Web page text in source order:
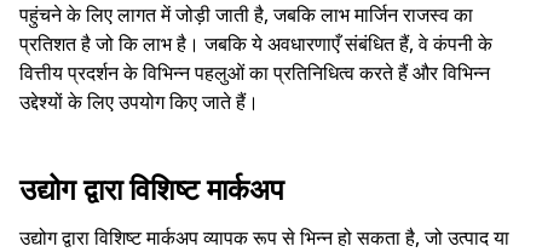
पहुंचने के लिए लागत में जोड़ी जाती है, जबकि लाभ मार्जिन राजस्व का
प्रतिशत है जो कि लाभ है। जबकि ये अवधारणाएँ संबंधित हैं, वे कंपनी के
वित्तीय प्रदर्शन के विभिन्न पहलुओं का प्रतिनिधित्व करते हैं और विभिन्न
उद्देश्यों के लिए उपयोग किए जाते हैं।
उद्योग द्वारा विशिष्ट मार्कअप
उद्योग द्वारा विशिष्ट मार्कअप व्यापक रूप से भिन्न हो सकता है, जो उत्पाद या